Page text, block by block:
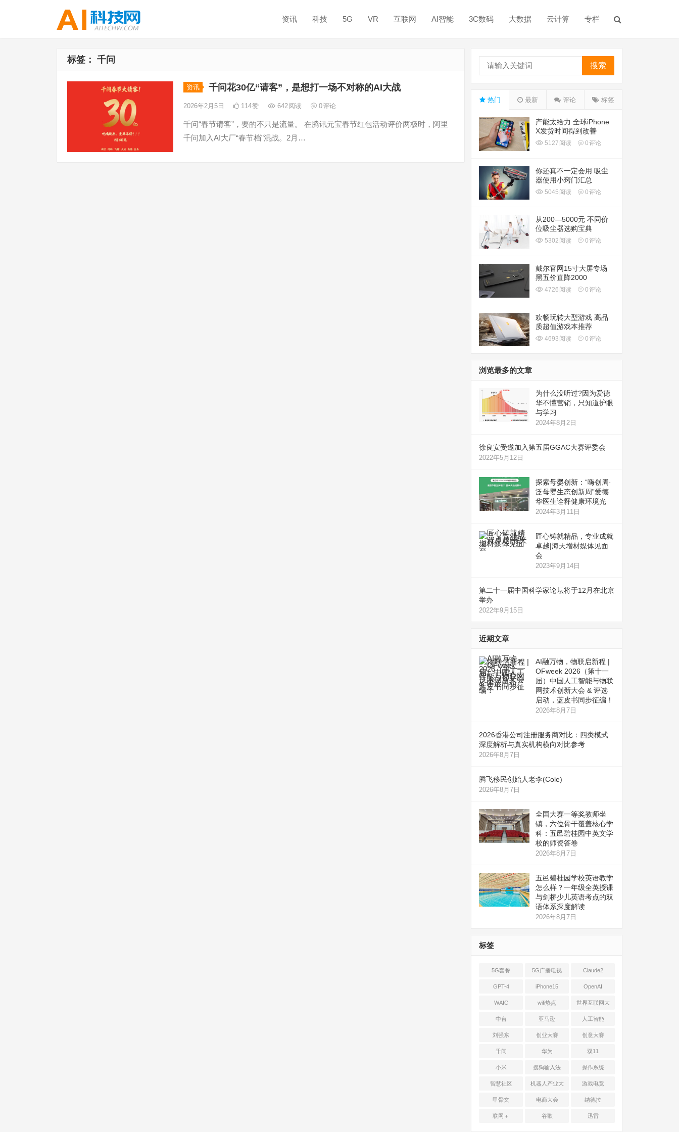
资讯 科技 5G VR 互联网 AI智能 3C数码 大数据 云计算 专栏
标签： 千问
资讯 千问花30亿“请客”，是想打一场不对称的AI大战
2026年2月5日 114赞 642阅读 0评论
千问“春节请客”，要的不只是流量。 在腾讯元宝春节红包活动评价两极时，阿里
千问加入AI大厂“春节档”混战。2月…
搜索
热门 最新 评论 标签
产能太给力 全球iPhone
X发货时间得到改善
5127 阅读 0评论
你还真不一定会用 吸尘
器使用小窍门汇总
5045 阅读 0评论
从200—5000元 不同价
位吸尘器选购宝典
5302 阅读 0评论
戴尔官网15寸大屏专场
黑五价直降2000
4726 阅读 0评论
欢畅玩转大型游戏 高品
质超值游戏本推荐
4693 阅读 0评论
浏览最多的文章
为什么没听过?因为爱德
华不懂营销，只知道护眼
与学习
2024年8月2日
徐良安受邀加入第五届GGAC大赛评委会
2022年5月12日
探索母婴创新：“嗨创周·
泛母婴生态创新周”爱德
华医生诠释健康环境光
2024年3月11日
匠心铸就精品，专业成就
卓越|海天增材媒体见面
会
2023年9月14日
第二十一届中国科学家论坛将于12月在北京
举办
2022年9月15日
近期文章
AI融万物，物联启新程 |
OFweek 2026（第十一
届）中国人工智能与物联
网技术创新大会 & 评选
启动，蓝皮书同步征编！
2026年8月7日
2026香港公司注册服务商对比：四类模式
深度解析与真实机构横向对比参考
2026年8月7日
腾飞移民创始人老李(Cole)
2026年8月7日
全国大赛一等奖教师坐
镇，六位骨干覆盖核心学
科：五邑碧桂园中英文学
校的师资答卷
2026年8月7日
五邑碧桂园学校英语教学
怎么样？一年级全英授课
与剑桥少儿英语考点的双
语体系深度解读
2026年8月7日
标签
5G套餐 5G广播电视 Claude2
GPT-4 iPhone15 OpenAI
WAIC wifi热点 世界互联网大
会
中台 亚马逊 人工智能
刘强东 创业大赛 创意大赛
千问 华为 双11
小米 搜狗输入法 操作系统
智慧社区 机器人产业大
会
游戏电竞
甲骨文 电商大会 纳德拉
联网＋ 谷歌 迅雷